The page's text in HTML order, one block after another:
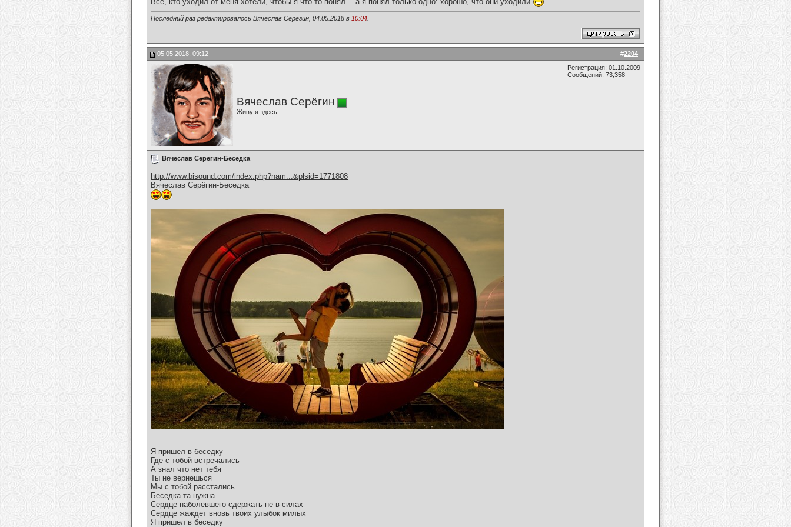
Последний раз редактировалось Вячеслав Серёгин, 04.05.2018 в 10:04
#2204
05.05.2018, 09:12
Вячеслав Серёгин
Живу я здесь
Регистрация: 01.10.2009
Сообщений: 73,358
Вячеслав Серёгин-Беседка
http://www.bisound.com/index.php?nam...&plsid=1771808
Вячеслав Серёгин-Беседка
Я пришел в беседку
Где с тобой встречались
А знал что нет тебя
Ты не вернешься
Мы с тобой расстались
Беседка та нужна
Сердце наболевшего сдержать не в силах
Сердце жаждет вновь твоих улыбок милых
Я пришел в беседку